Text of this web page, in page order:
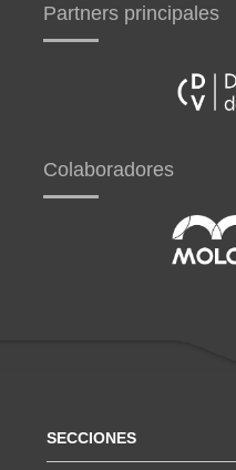
Partners principales
Colaboradores
SECCIONES